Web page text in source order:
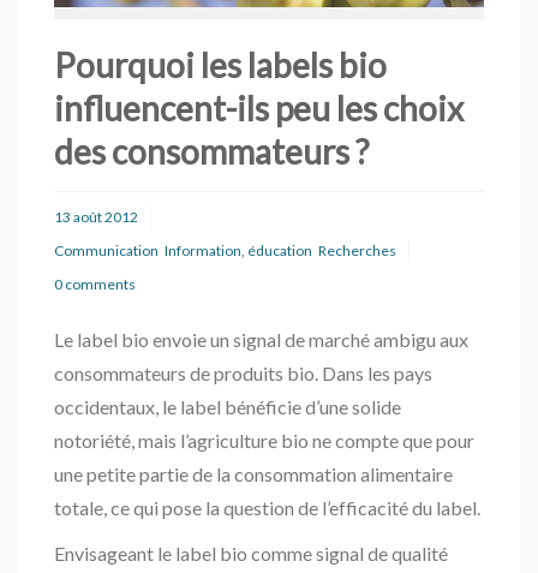
Pourquoi les labels bio
influencent-ils peu les choix
des consommateurs ?
13 août 2012
Communication Information, éducation Recherches
0 comments
Le label bio envoie un signal de marché ambigu aux
consommateurs de produits bio. Dans les pays
occidentaux, le label bénéficie d’une solide
notoriété, mais l’agriculture bio ne compte que pour
une petite partie de la consommation alimentaire
totale, ce qui pose la question de l’efficacité du label.
Envisageant le label bio comme signal de qualité